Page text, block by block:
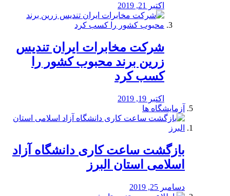
اکتبر 21, 2019
شرکت مخابرات ایران تندیس
زرین برند محبوب کشور را
کسب کرد
اکتبر 19, 2019
آزمایشگاه ها
بازگشت ساعت کاری دانشگاه آزاد
اسلامی استان البرز
دسامبر 25, 2019